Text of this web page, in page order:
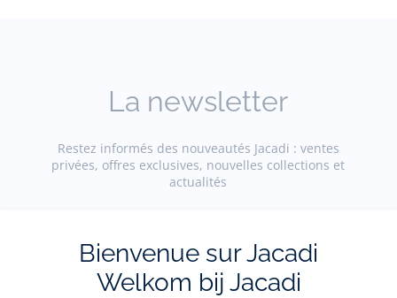
La newsletter
Restez informés des nouveautés Jacadi : ventes
privées, offres exclusives, nouvelles collections et
actualités
(exemple :
jacquesadit@gmail.com)
Bienvenue sur Jacadi
Welkom bij Jacadi